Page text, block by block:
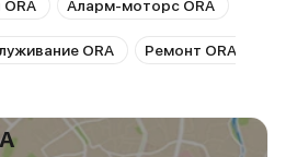
Аларм-моторс ORA
ORA Ремонт ORA